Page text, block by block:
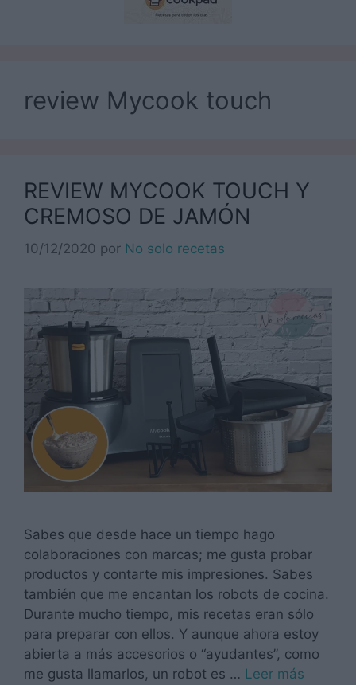
review Mycook touch
REVIEW MYCOOK TOUCH Y
CREMOSO DE JAMÓN
10/12/2020 por No solo recetas
Sabes que desde hace un tiempo hago
colaboraciones con marcas; me gusta probar
productos y contarte mis impresiones. Sabes
también que me encantan los robots de cocina.
Durante mucho tiempo, mis recetas eran sólo
para preparar con ellos. Y aunque ahora estoy
abierta a más accesorios o “ayudantes”, como
me gusta llamarlos, un robot es … Leer más